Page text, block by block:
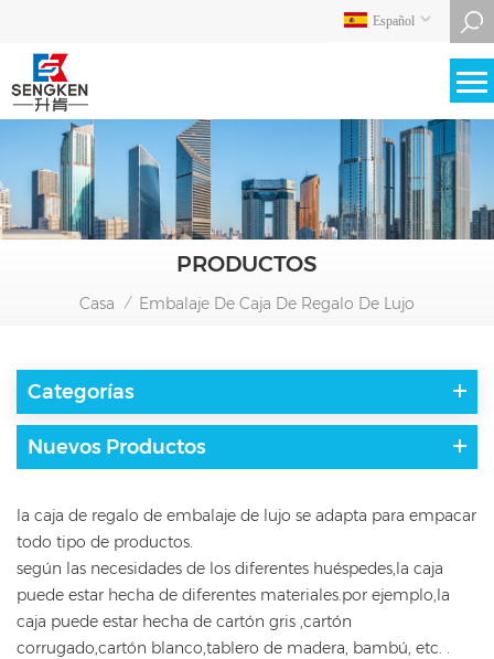
Español
PRODUCTOS
Casa / Embalaje De Caja De Regalo De Lujo
Categorías
Nuevos Productos
la caja de regalo de embalaje de lujo se adapta para empacar
todo tipo de productos.
según las necesidades de los diferentes huéspedes,la caja
puede estar hecha de diferentes materiales.por ejemplo,la
caja puede estar hecha de cartón gris ,cartón
corrugado,cartón blanco,tablero de madera, bambú, etc. .